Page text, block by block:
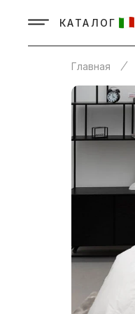
КАТАЛОГ
Главная